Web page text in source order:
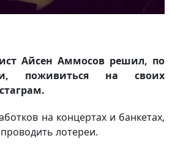
Айсен Аммосов решил, по
поживиться на своих
на концертах и банкетах,
лотереи.